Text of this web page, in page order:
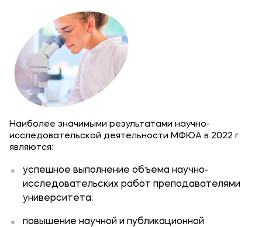
Наиболее значимыми результатами научно-
исследовательской деятельности МФЮА в 2022 г.
являются:
успешное выполнение объема научно-
исследовательских работ преподавателями
университета;
повышение научной и публикационной